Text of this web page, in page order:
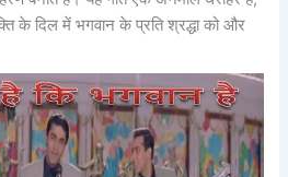
के दिल में भगवान के प्रति श्रद्धा को और